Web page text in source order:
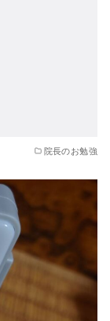
院長のお勉強